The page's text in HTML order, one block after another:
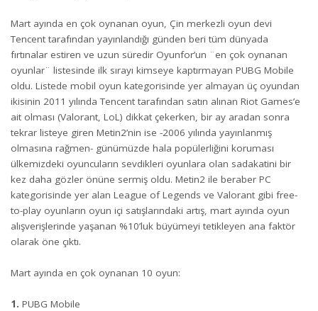
Mart ayında en çok oynanan oyun, Çin merkezli oyun devi
Tencent tarafından yayınlandığı günden beri tüm dünyada
fırtınalar estiren ve uzun süredir Oyunfor’un ¨en çok oynanan
oyunlar¨ listesinde ilk sırayı kimseye kaptırmayan PUBG Mobile
oldu. Listede mobil oyun kategorisinde yer almayan üç oyundan
ikisinin 2011 yılında Tencent tarafından satın alınan Riot Games’e
ait olması (Valorant, LoL) dikkat çekerken, bir ay aradan sonra
tekrar listeye giren Metin2’nin ise -2006 yılında yayınlanmış
olmasına rağmen- günümüzde hala popülerliğini koruması
ülkemizdeki oyuncuların sevdikleri oyunlara olan sadakatini bir
kez daha gözler önüne sermiş oldu. Metin2 ile beraber PC
kategorisinde yer alan League of Legends ve Valorant gibi free-
to-play oyunların oyun içi satışlarındaki artış, mart ayında oyun
alışverişlerinde yaşanan %10’luk büyümeyi tetikleyen ana faktör
olarak öne çıktı.
Mart ayında en çok oynanan 10 oyun:
1. PUBG Mobile